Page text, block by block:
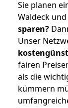
Sie planen
Waldeck
sparen?
Unser
fairen
als die
kümmern